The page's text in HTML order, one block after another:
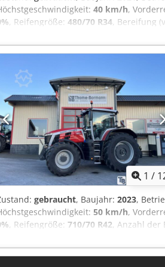
40 km/h,
, Reifengröße: 480/70 R34, Bereifung
technische
bei 2000 U/minMax. Drehmoment 355
AWICSchadstoffarmer Motor, 3 Zyl. /
ohne PartikelfilterVertikaler Auspuff:
LiterGetriebe12/12-Gang Dsdpfx
1 /
gebraucht, Baujahr: 2023,
50 km/h,
, Reifengröße: 710/70 R42, Anzahl der
Betriebsstunden:950,
ca.
kW/PS (ISO 14396) Max. Drehmoment